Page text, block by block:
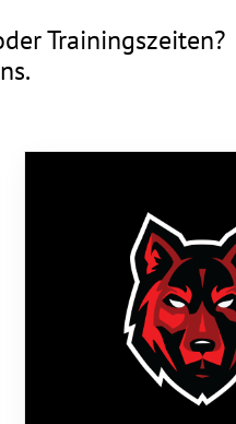
Trainingszeiten?